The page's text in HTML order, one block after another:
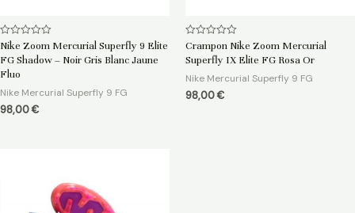
Note
sur
5
Nike Zoom Mercurial Superfly 9 Elite
FG Shadow – Noir Gris Blanc Jaune
Fluo
Nike Mercurial Superfly 9 FG
98,00€
Note
sur
Crampon Nike Zoom Mercurial
Superfly IX Elite FG Rosa Or
Nike Mercurial Superfly 9 FG
98,00€